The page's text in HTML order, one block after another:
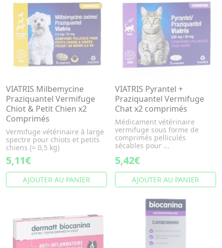
VIATRIS Milbemycine
Praziquantel Vermifuge
Chiot & Petit Chien x2
Comprimés
Vermifuge vétérinaire à large
spectre pour chiots et petits
chiens (= 0,5 kg)
5,11€
AJOUTER AU PANIER
VIATRIS Pyrantel +
Praziquantel Vermifuge
Chat x2 comprimés
Médicament vétérinaire
vermifuge sous forme de
comprimés pelliculés
sécables pour ...
5,42€
AJOUTER AU PANIER